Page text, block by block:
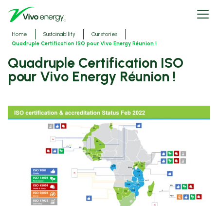
main
content
Open
menu
Breadcrumbs
Home Sustainability
Our stories
Quadruple Certification ISO pour Vivo Energy Réunion !
Quadruple Certification ISO
pour Vivo Energy Réunion !